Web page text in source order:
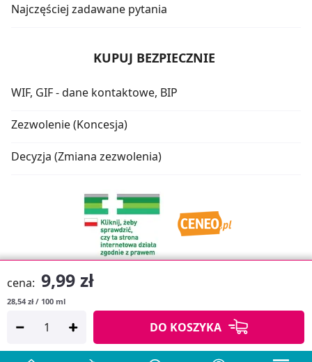
cena: 9,99 zł
28,54 zł / 100 ml
DO KOSZYKA
Najczęściej zadawane pytania
KUPUJ BEZPIECZNIE
WIF, GIF - dane kontaktowe, BIP
Zezwolenie (Koncesja)
Decyzja (Zmiana zezwolenia)
Copyright © 2026
APTUSSHOP
Projekt strony: MEDICARE.PL iAPTUS.PL